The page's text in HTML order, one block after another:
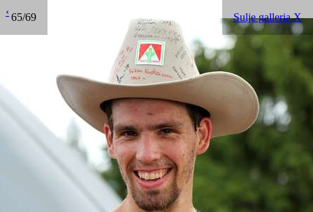
65/69 Sulje galleria X
‹